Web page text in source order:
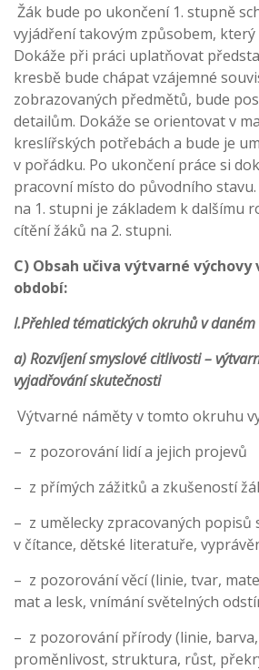
Žák bude po ukončení 1. stupně
vyjádření takovým způsobem,
Dokáže při práci uplatňovat
kresbě bude chápat vzájemné
zobrazovaných předmětů, bude
detailům. Dokáže se orientovat v
kreslířských potřebách a bude je
v pořádku. Po ukončení práce si
pracovní místo do původního
na 1. stupni je základem k dalšímu
cítění žáků na 2. stupni.
C) Obsah učiva výtvarné výchovy
období:
I.Přehled tématických okruhů v
a) Rozvíjení smyslové citlivosti –
vyjadřování skutečnosti
Výtvarné náměty v tomto okruhu
– z pozorování lidí a jejich projevů
– z přímých zážitků a zkušeností
– z umělecky zpracovaných
v čítance, dětské literatuře,
– z pozorování věcí (linie, tvar,
mat a lesk, vnímání světelných
– z pozorování přírody (linie,
proměnlivost, struktura, růst,